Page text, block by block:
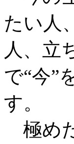
たい人
人、立
で“今”
す。
極め